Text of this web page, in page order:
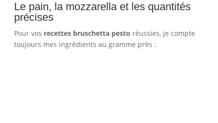
Le pain, la mozzarella et les quantités
précises
Pour vos recettes bruschetta pesto réussies, je compte
toujours mes ingrédients au gramme près :